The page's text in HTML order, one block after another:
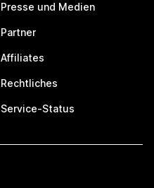
Presse und Medien
Partner
Affiliates
Rechtliches
Service-Status